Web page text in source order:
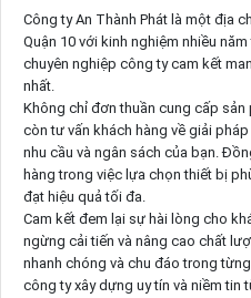
Công ty An Thành Phát là một địa
Quận 10 với kinh nghiệm nhiều
chuyên nghiệp công ty cam kết
nhất.
Không chỉ đơn thuần cung cấp sản
còn tư vấn khách hàng về giải
nhu cầu và ngân sách của bạn.
hàng trong việc lựa chọn thiết bị
đạt hiệu quả tối đa.
Cam kết đem lại sự hài lòng cho
ngừng cải tiến và nâng cao chất
nhanh chóng và chu đáo trong
công ty xây dựng uy tín và niềm tin